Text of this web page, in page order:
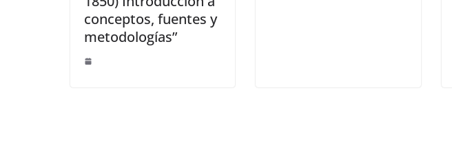
conceptos, fuentes y
metodologías”